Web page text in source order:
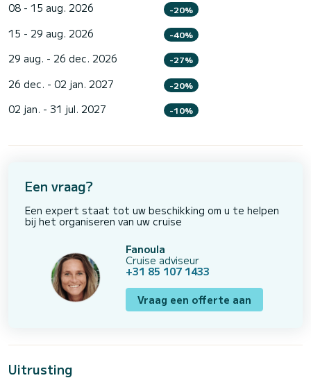
08 - 15 aug. 2026 -20%
15 - 29 aug. 2026 -40%
29 aug. - 26 dec. 2026 -27%
26 dec. - 02 jan. 2027 -20%
02 jan. - 31 jul. 2027 -10%
Een vraag?
Een expert staat tot uw beschikking om u te helpen
bij het organiseren van uw cruise
Fanoula
Cruise adviseur
+31 85 107 1433
Vraag een offerte aan
Uitrusting